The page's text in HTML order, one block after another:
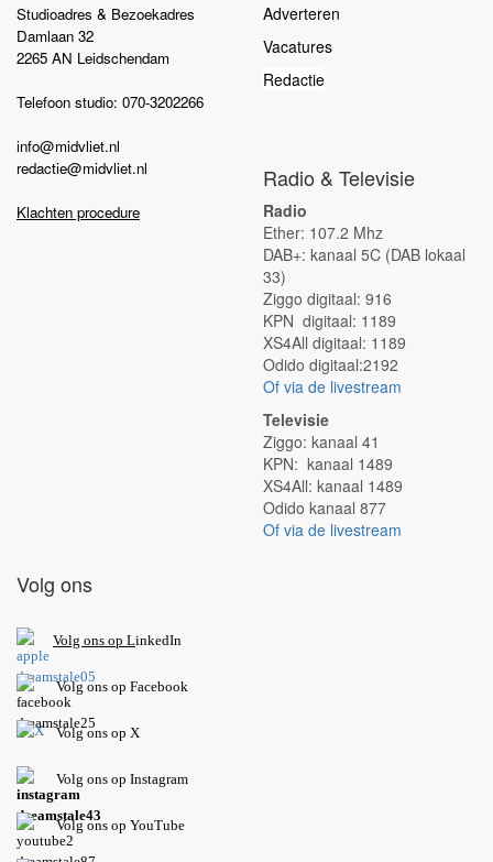
Studioadres & Bezoekadres
Damlaan 32
2265 AN Leidschendam
Telefoon studio: 070-3202266
info@midvliet.nl
redactie@midvliet.nl
Klachten procedure
Adverteren
Vacatures
Redactie
Radio & Televisie
Radio
Ether: 107.2 Mhz
DAB+: kanaal 5C (DAB lokaal
33)
Ziggo digitaal: 916
KPN digitaal: 1189
XS4All digitaal: 1189
Odido digitaal:2192
Of via de livestream
Televisie
Ziggo: kanaal 41
KPN: kanaal 1489
XS4All: kanaal 1489
Odido kanaal 877
Of via de livestream
Volg ons
Volg ons op LinkedIn
Volg ons op Facebook
Volg ons op X
Volg ons op Instagram
Volgons op YouTube